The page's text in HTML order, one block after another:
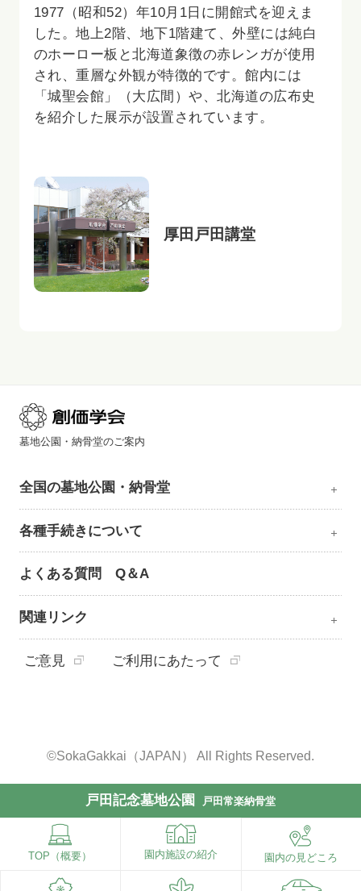
1977（昭和52）年10月1日に開館式を迎えま
した。地上2階、地下1階建て、外壁には純白
のホーロー板と北海道象徴の赤レンガが使用
され、重層な外観が特徴的です。館内には
「城聖会館」（大広間）や、北海道の広布史
を紹介した展示が設置されています。
厚田戸田講堂
戸田記念墓地公園 戸田常楽納骨堂
TOP（概要） 園内施設の紹介 園内の見どころ
墓地公園・納骨堂のご案内
全国の墓地公園・納骨堂
各種手続きについて
よくある質問 Q＆A
関連リンク
ご意見 ご利用にあたって
©SokaGakkai（JAPAN） All Rights Reserved.